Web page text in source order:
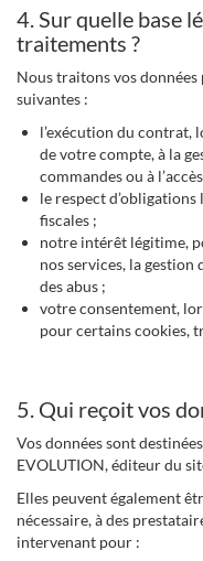
4. Sur quelle base
traitements ?
Nous traitons vos
suivantes :
l’exécution du contrat,
de votre compte, à la
commandes ou à
le respect
fiscales ;
notre intérêt légitime,
nos services, la
des abus ;
votre consentement,
pour certains cookies,
5. Qui reçoit vos
Vos données sont
EVOLUTION, éditeur du
Elles peuvent également
nécessaire, à des
intervenant pour :